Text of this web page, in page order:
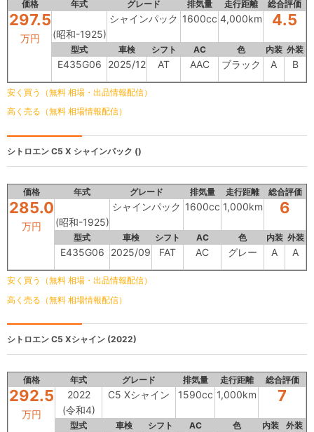
価格 年式 グレード 排気量 走行距離 総合評価
297.5
万円 (昭和-1925)
シャインパック 1600cc 4,000km 4.5
型式 車検 シフト AC 色 内装 外装
E435G06 2025/12 AT AAC ブラック A B
安く買う（無料 相場・出品情報配信）
高く売る（無料 相場情報配信）
シトロエン C5 X シャインパック ()
価格 年式 グレード 排気量 走行距離 総合評価
285.0
万円 (昭和-1925)
シャインパック 1600cc 1,000km 6
型式 車検 シフト AC 色 内装 外装
E435G06 2025/09 FAT AC グレー A A
安く買う（無料 相場・出品情報配信）
高く売る（無料 相場情報配信）
シトロエン C5 Xシャイン (2022)
価格 年式 グレード 排気量 走行距離 総合評価
292.5
万円
2022
(令和4)
C5 Xシャイン 1590cc 1,000km 7
型式 車検 シフト AC 色 内装 外装